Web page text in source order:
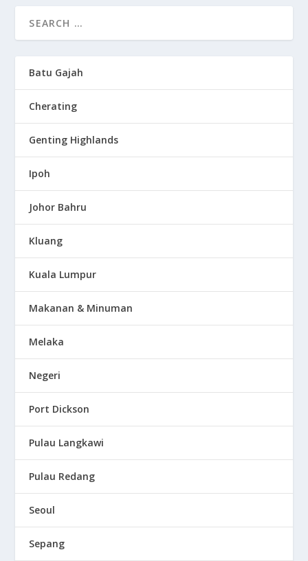
Batu Gajah
Cherating
Genting Highlands
Ipoh
Johor Bahru
Kluang
Kuala Lumpur
Makanan & Minuman
Melaka
Negeri
Port Dickson
Pulau Langkawi
Pulau Redang
Seoul
Sepang